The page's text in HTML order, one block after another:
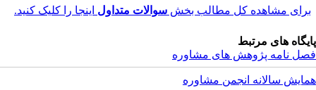
مشاهده کل مطالب بخش سوالات متداولاینجا را کلیک کنید.
های مرتبط
نامه پژوهش های مشاوره
سالانه انجمن مشاوره